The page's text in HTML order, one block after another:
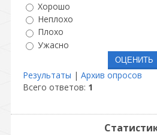
Хорошо
Неплохо
Плохо
Ужасно
Результаты | Архив опросов
Всего ответов: 1